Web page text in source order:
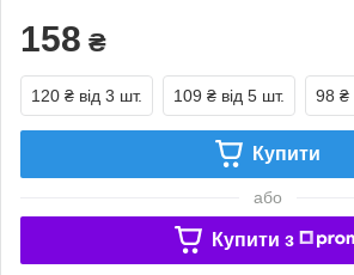
158 ₴
120 ₴ від 3 шт. 109 ₴ від 5 шт. 98 ₴
Купити
або
Купити з